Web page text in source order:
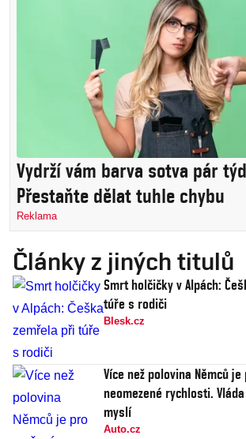
Vydrží vám barva sotva pár
Přestaňte dělat tuhle chybu
Reklama
Články z jiných titulů
Smrt holčičky v Alpách:
túře s rodiči
Blesk.cz
Více než polovina Němců
neomezené rychlosti.
myslí
Auto.cz